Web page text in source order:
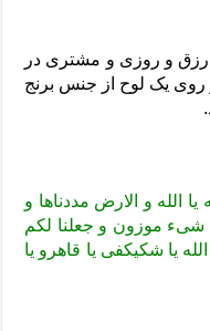
رزق و روزی و مشتری در
یک لوح از جنس برنج
یا الله و الارض مددناها و
شیء موزون و جعلنا لکم
یا شکیکفی یا قاهرو یا